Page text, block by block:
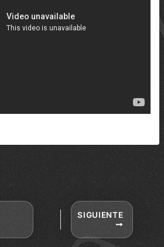
SIGUIENTE